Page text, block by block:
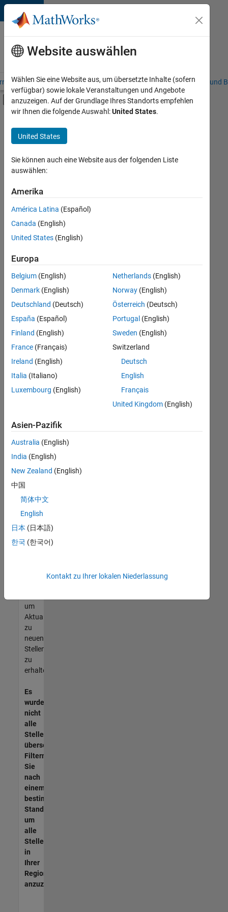
Weiter zum Inhalt
Karriere
bei
MathWorks
– Übersicht Stellensuche Niederlassungen Studierende und
Umschaltung für Off-Canvas-
Hauptinhalt
Praktika
Customer Support
Inside Sales
Sales Operations
Marketing Communications
Marketing Services
Finance and Operations
Human Resources
+8
Derzeit
es
keine
offenen
Stellen,
Ihren
Suchkriterien
entsprechen.
können
die
Suchkriterien
weiter
fassen
oder
alle
Stellenangebote
anzeigen .
noch
keine
offenen
Stellen
können,
die
Ihren
entsprechen,
werden
unseres
um
Aktualisierungen
zu
neuen
Stellenangeboten
zu
erhalten.
Es
wurden
nicht
alle
Stellen
übersetzt.
Filtern
Sie
nach
einem
bestimmten
Standort,
um
alle
Stellenangebote
in
Ihrer
Region
anzuzeigen.
Website auswählen
Wählen Sie eine Website aus, um übersetzte Inhalte (sofern
verfügbar) sowie lokale Veranstaltungen und Angebote
anzuzeigen. Auf der Grundlage Ihres Standorts empfehlen
wir Ihnen die folgende Auswahl:United States.
United States
Sie können auch eine Website aus der folgenden Liste
auswählen:
Amerika
América Latina (Español)
Canada (English)
United States (English)
Europa
Belgium (English)
Denmark (English)
Deutschland (Deutsch)
España (Español)
Finland (English)
France (Français)
Ireland (English)
Italia (Italiano)
Luxembourg (English)
Netherlands(English)
Norway(English)
Österreich (Deutsch)
Portugal (English)
Sweden (English)
Switzerland
Deutsch
English
Français
United Kingdom(English)
Asien-Pazifik
Australia (English)
India (English)
New Zealand (English)
中国
简体中文
English
日本 (日本語)
한국 (한국어)
Kontakt zu Ihrer lokalen Niederlassung